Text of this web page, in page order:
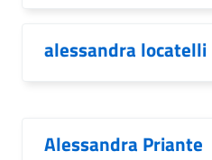
alessandra locatelli
Alessandra Priante